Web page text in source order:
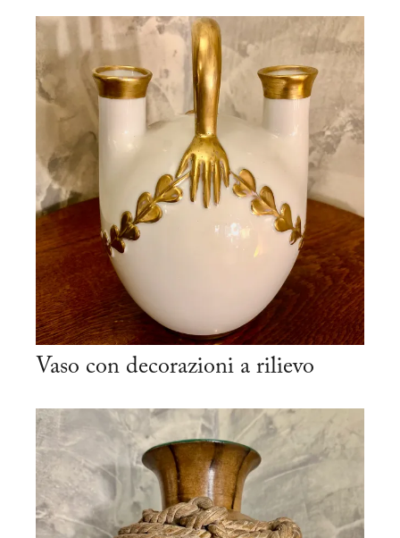
Vaso con decorazioni a rilievo